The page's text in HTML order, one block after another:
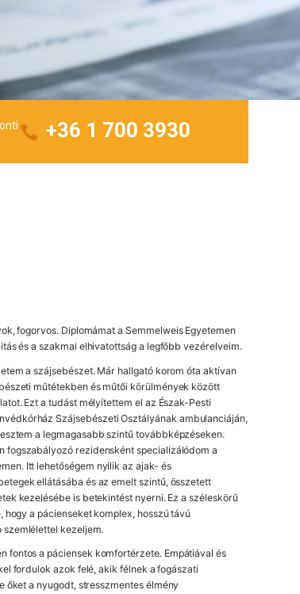
+36 1 700 3930
fogorvos. Diplomámat a Semmelweis Egyetemen
és a szakmai elhivatottság a legfőbb vezérelveim.
a szájsebészet. Már hallgató korom óta aktívan
műtétekben és műtői körülmények között
Ezt a tudást mélyítettem el az Észak-Pesti
Szájsebészeti Osztályának ambulanciáján,
a legmagasabb szintű továbbképzéseken.
fogszabályozó rezidensként specializálódom a
Itt lehetőségem nyílik az ajak- és
ellátásába és az emelt szintű, összetett
kezelésébe is betekintést nyerni. Ez a széleskörű
hogy a pácienseket komplex, hosszú távú
kezeljem.
fontos a páciensek komfortérzete. Empátiával és
fordulok azok felé, akik félnek a fogászati
őket a nyugodt, stresszmentes élmény